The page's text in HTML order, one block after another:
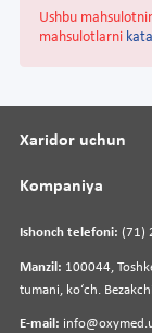
Ushbu
mahsulotlarni
Ishonch telefoni: (71)
Manzil: 100044,
tumani, koʻch.
E-mail:
Xaridor uchun
Kompaniya